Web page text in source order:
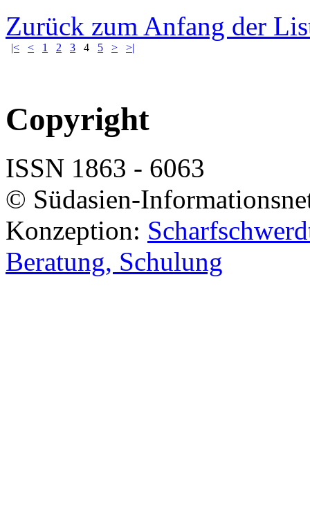
Zurück zum Anfang der
|< < 1 2 3 4 5 > >|
Copyright
ISSN 1863 - 6063
© Südasien-
Konzeption:
Beratung, Schulung